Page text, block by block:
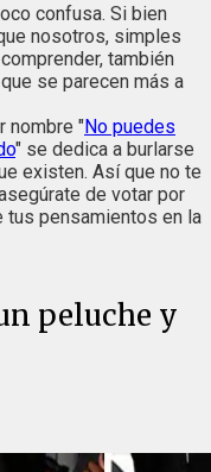
confusa. Si bien
nosotros, simples
también
se parecen más a
nombre "No puedes
" se dedica a burlarse
existen. Así que no te
de votar por
tus pensamientos en la
peluche y